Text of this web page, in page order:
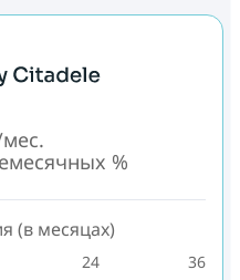
%
(в месяцах)
24 36